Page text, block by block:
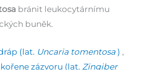
bránit leukocytárnímu
buněk.
(lat. Uncaria tomentosa ) ,
zázvoru (lat.Zingiber